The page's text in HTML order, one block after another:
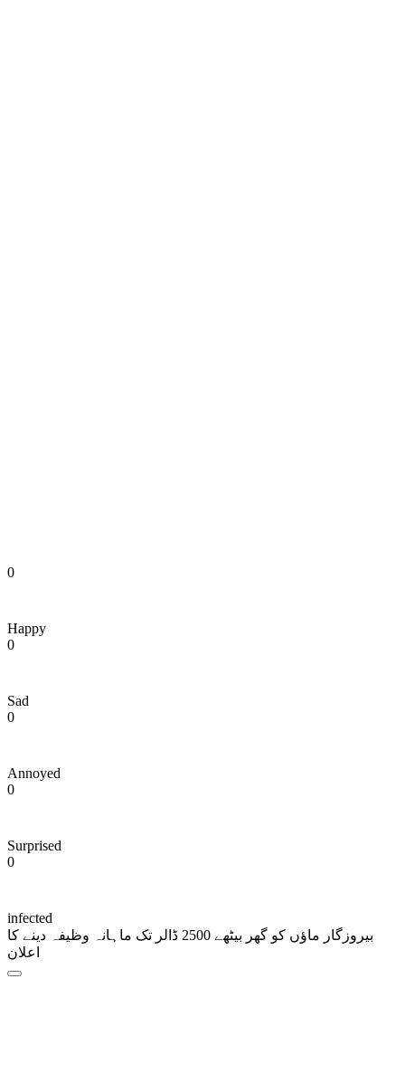
0
Happy
0
Sad
0
Annoyed
0
Surprised
0
infected
بیروزگار ماؤں کو گھر بیٹھے 2500 ڈالر تک ماہانہ وظیفہ دینے کا
اعلان